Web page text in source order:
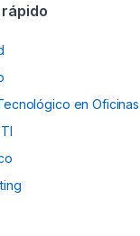
en Oficinas